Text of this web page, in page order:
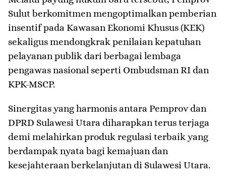
Sulut berkomitmen mengoptimalkan pemberian
insentif pada Kawasan Ekonomi Khusus (KEK)
sekaligus mendongkrak penilaian kepatuhan
pelayanan publik dari berbagai lembaga
pengawas nasional seperti Ombudsman RI dan
KPK-MSCP.
Sinergitas yang harmonis antara Pemprov dan
DPRD Sulawesi Utara diharapkan terus terjaga
demi melahirkan produk regulasi terbaik yang
berdampak nyata bagi kemajuan dan
kesejahteraan berkelanjutan di Sulawesi Utara.